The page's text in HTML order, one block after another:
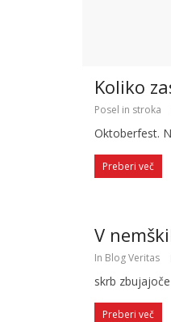
Koliko
Posel in stroka
Oktoberfest.
Preberi več
V
In Blog Veritas
skrb
Preberi več